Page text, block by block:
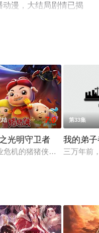
漫，大结局剧情已揭
无删减完整版动漫全
灵绝境重生。
结 7.0
光明守卫者
危机的猪猪侠拼尽全力想咸
第33集
我的弟
三万年前